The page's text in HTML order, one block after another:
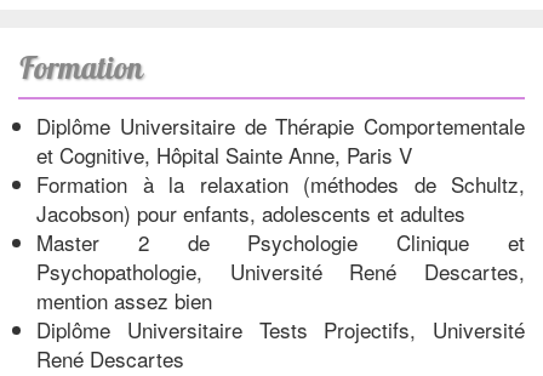
Formation
Diplôme Universitaire de Thérapie Comportementale
et Cognitive, Hôpital Sainte Anne, Paris V
Formation à la relaxation (méthodes de Schultz,
Jacobson) pour enfants, adolescents et adultes
Master 2 de Psychologie Clinique et
Psychopathologie, Université René Descartes,
mention assez bien
Diplôme Universitaire Tests Projectifs, Université
René Descartes